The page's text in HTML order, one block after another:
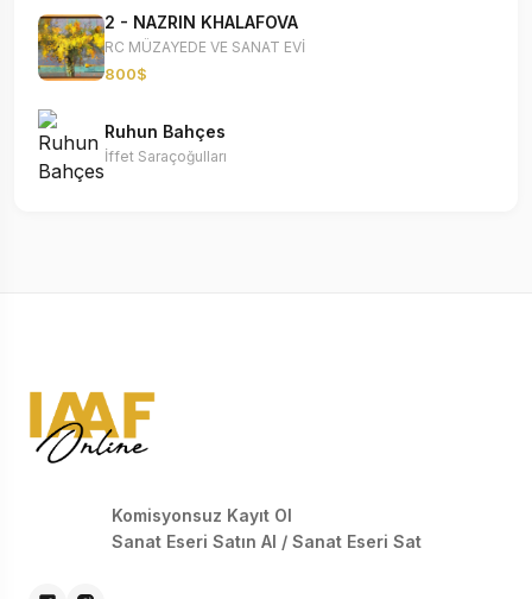
2 - NAZRIN KHALAFOVA
RC MÜZAYEDE VE SANAT EVİ
800$
Ruhun Bahçes
İffet Saraçoğulları
Komisyonsuz Kayıt Ol
Sanat Eseri Satın Al / Sanat Eseri Sat